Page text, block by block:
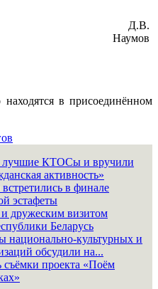
Наумов
в присоединённом
лучшие КТОСы и вручили
активность»
в финале
эстафеты
дружеским визитом
Беларусь
национально-культурных и
обсудили на...
съёмки проекта «Поём